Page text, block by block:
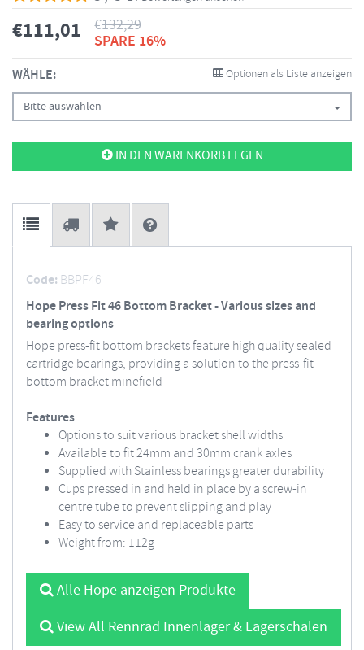
€111,01 €132,29
SPARE 16%
WÄHLE: Optionen als Liste anzeigen
Bitte auswählen
IN DEN WARENKORB LEGEN
Code: BBPF46
Hope Press Fit 46 Bottom Bracket - Various sizes and
bearing options
Hope press-fit bottom brackets feature high quality sealed
cartridge bearings, providing a solution to the press-fit
bottom bracket minefield
Features
Options to suit various bracket shell widths
Available to fit 24mm and 30mm crank axles
Supplied with Stainless bearings greater durability
Cups pressed in and held in place by a screw-in
centre tube to prevent slipping and play
Easy to service and replaceable parts
Weight from: 112g
Alle Hope anzeigen Produkte
View All Rennrad Innenlager & Lagerschalen